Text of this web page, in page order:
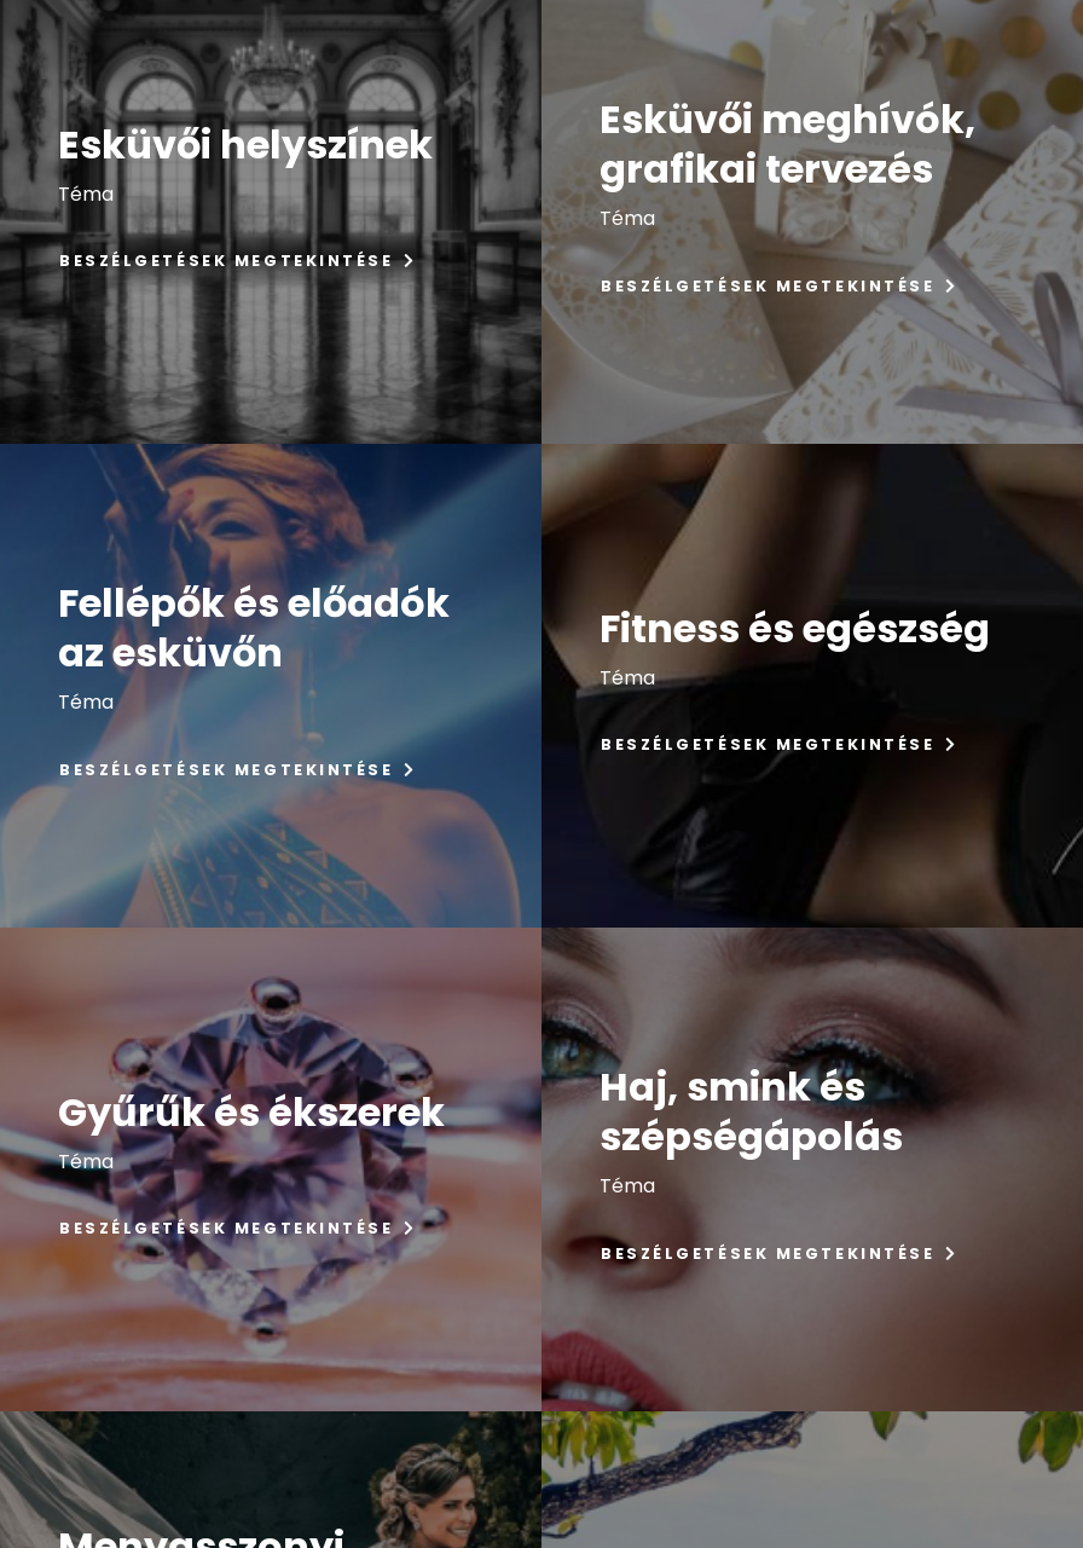
Esküvői helyszínek
Téma
BESZÉLGETÉSEK MEGTEKINTÉSE
Esküvői meghívók,
grafikai tervezés
Téma
BESZÉLGETÉSEK MEGTEKINTÉSE
Fellépők és előadók
az esküvőn
Téma
BESZÉLGETÉSEK MEGTEKINTÉSE
Fitness és egészség
Téma
BESZÉLGETÉSEK MEGTEKINTÉSE
Gyűrűk és ékszerek
Téma
BESZÉLGETÉSEK MEGTEKINTÉSE
Haj, smink és
szépségápolás
Téma
BESZÉLGETÉSEK MEGTEKINTÉSE